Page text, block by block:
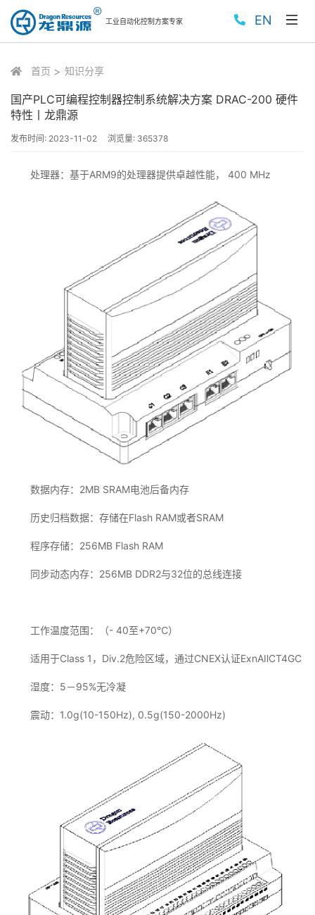
工业自动化控制方案专家 EN
首页 知识分享
国产PLC可编程控制器控制系统解决方案 DRAC-200 硬件
特性丨龙鼎源
发布时间: 2023-11-02 浏览量: 365378
处理器：基于ARM9的处理器提供卓越性能， 400 MHz
数据内存：2MB SRAM电池后备内存
历史归档数据：存储在Flash RAM或者SRAM
程序存储：256MB Flash RAM
同步动态内存：256MB DDR2与32位的总线连接
工作温度范围：（- 40至+70℃）
适用于Class 1，Div.2危险区域，通过CNEX认证ExnAⅡCT4GC
湿度：5－95%无冷凝
震动：1.0g(10-150Hz), 0.5g(150-2000Hz)